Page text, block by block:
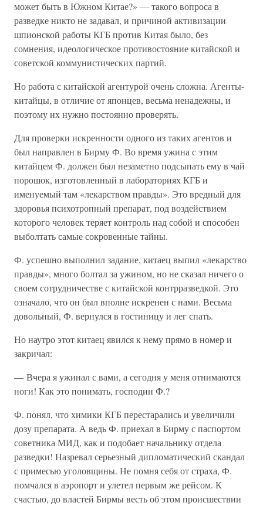
может быть в Южном Китае?» — такого вопроса в
разведке никто не задавал, и причиной активизации
шпионской работы КГБ против Китая было, без
сомнения, идеологическое противостояние китайской и
советской коммунистических партий.
Но работа с китайской агентурой очень сложна. Агенты-
китайцы, в отличие от японцев, весьма ненадежны, и
поэтому их нужно постоянно проверять.
Для проверки искренности одного из таких агентов и
был направлен в Бирму Ф. Во время ужина с этим
китайцем Ф. должен был незаметно подсыпать ему в чай
порошок, изготовленный в лабораториях КГБ и
именуемый там «лекарством правды». Это вредный для
здоровья психотропный препарат, под воздействием
которого человек теряет контроль над собой и способен
выболтать самые сокровенные тайны.
Ф. успешно выполнил задание, китаец выпил «лекарство
правды», много болтал за ужином, но не сказал ничего о
своем сотрудничестве с китайской контрразведкой. Это
означало, что он был вполне искренен с нами. Весьма
довольный, Ф. вернулся в гостиницу и лег спать.
Но наутро этот китаец явился к нему прямо в номер и
закричал:
— Вчера я ужинал с вами, а сегодня у меня отнимаются
ноги! Как это понимать, господин Ф.?
Ф. понял, что химики КГБ перестарались и увеличили
дозу препарата. А ведь Ф. приехал в Бирму с паспортом
советника МИД, как и подобает начальнику отдела
разведки! Назревал серьезный дипломатический скандал
с примесью уголовщины. Не помня себя от страха, Ф.
помчался в аэропорт и улетел первым же рейсом. К
счастью, до властей Бирмы весть об этом происшествии